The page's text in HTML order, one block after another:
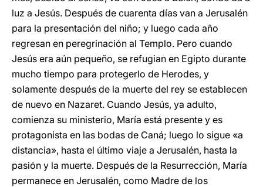
luz a Jesús. Después de cuarenta días van a Jerusalén
para la presentación del niño; y luego cada año
regresan en peregrinación al Templo. Pero cuando
Jesús era aún pequeño, se refugian en Egipto durante
mucho tiempo para protegerlo de Herodes, y
solamente después de la muerte del rey se establecen
de nuevo en Nazaret. Cuando Jesús, ya adulto,
comienza su ministerio, María está presente y es
protagonista en las bodas de Caná; luego lo sigue «a
distancia», hasta el último viaje a Jerusalén, hasta la
pasión y la muerte. Después de la Resurrección, María
permanece en Jerusalén, como Madre de los